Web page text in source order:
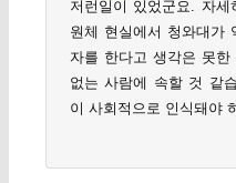
저런일이 있었군요. 자
원체 현실에서 청와대가
자를 한다고 생각은 못
없는 사람에 속할 것 같
이 사회적으로 인식돼야